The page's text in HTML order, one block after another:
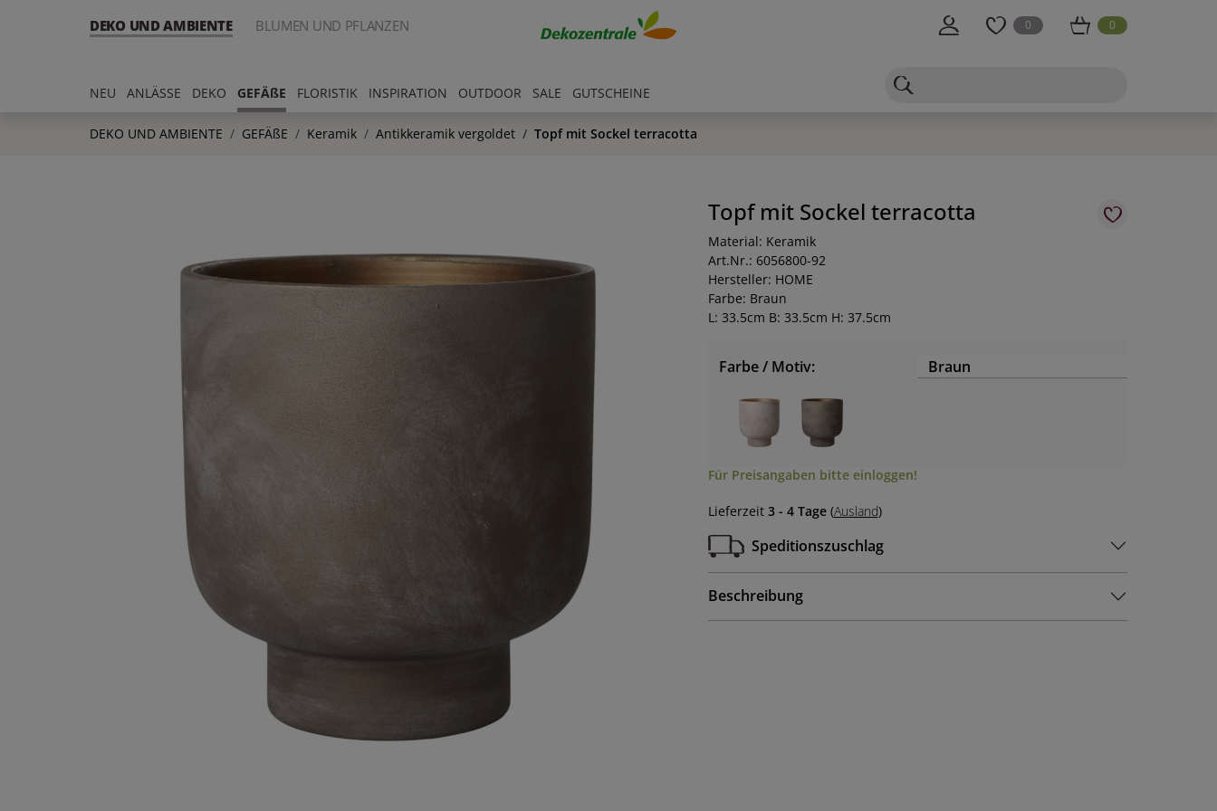
DEKO UND AMBIENTE BLUMEN UND PFLANZEN 0 0
NEU ANLÄSSE DEKO GEFÄßE FLORISTIK INSPIRATION OUTDOOR SALE GUTSCHEINE
DEKO UND AMBIENTE GEFÄßE Keramik Antikkeramik vergoldet Topf mit Sockel terracotta
Topf mit Sockel terracotta
Material: Keramik
Art.Nr.: 6056800-92
Hersteller: HOME
Farbe: Braun
L: 33.5cm B: 33.5cm H: 37.5cm
Farbe / Motiv: Braun
Für Preisangaben bitte einloggen!
Lieferzeit 3 - 4 Tage(Ausland)
Speditionszuschlag
Beschreibung